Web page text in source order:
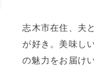
志木市在住、夫
が好き。美味し
の魅力をお届け